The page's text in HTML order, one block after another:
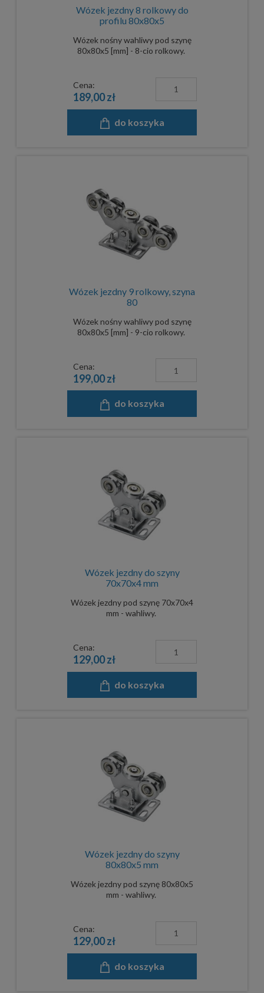
Wózek jezdny 8 rolkowy do
profilu 80x80x5
Wózek nośny wahliwy pod szynę
80x80x5 [mm] - 8-cio rolkowy.
Cena:
189,00 zł
do koszyka
Wózek jezdny 9 rolkowy, szyna
80
Wózek nośny wahliwy pod szynę
80x80x5 [mm] - 9-cio rolkowy.
Cena:
199,00 zł
do koszyka
Wózek jezdny do szyny
70x70x4 mm
Wózek jezdny pod szynę 70x70x4
mm - wahliwy.
Cena:
129,00 zł
do koszyka
Wózek jezdny do szyny
80x80x5 mm
Wózek jezdny pod szynę 80x80x5
mm - wahliwy.
Cena:
129,00 zł
do koszyka